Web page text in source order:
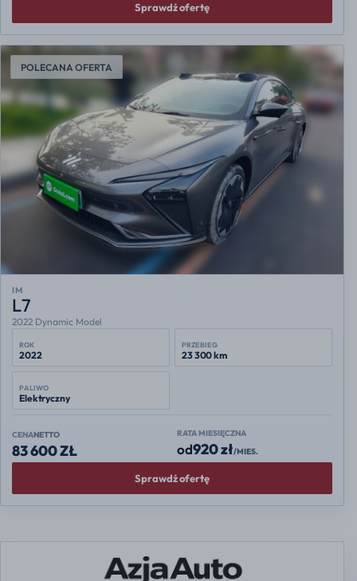
Sprawdź ofertę
POLECANA OFERTA
IM
L7
2022 Dynamic Model
ROK
2022
PRZEBIEG
23 300 km
PALIWO
Elektryczny
CENANETTO
83 600 ZŁ
RATA MIESIĘCZNA
od920 zł/MIES.
Sprawdź ofertę